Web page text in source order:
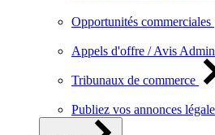
Opportunités commerciales
Appels d'offre / Avis
Tribunaux de commerce
Publiez vos annonces